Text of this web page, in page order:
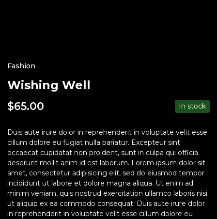
Fashion
Wishing Well
$65.00 In stock
Duis aute irure dolor in reprehenderit in voluptate velit esse
cillum dolore eu fugiat nulla pariatur. Excepteur sint
occaecat cupidatat non proident, sunt in culpa qui officia
deserunt mollit anim id est laborum. Lorem ipsum dolor sit
amet, consectetur adipisicing elit, sed do eiusmod tempor
incididunt ut labore et dolore magna aliqua. Ut enim ad
minim veniam, quis nostrud exercitation ullamco laboris nisi
ut aliquip ex ea commodo consequat. Duis aute irure dolor
in reprehenderit in voluptate velit esse cillum dolore eu